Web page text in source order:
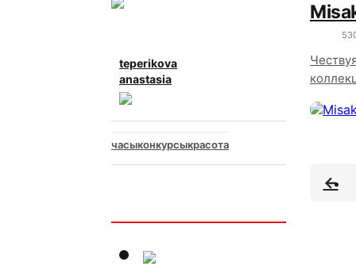
teperikova
anastasia
часыконкурсыкрасота